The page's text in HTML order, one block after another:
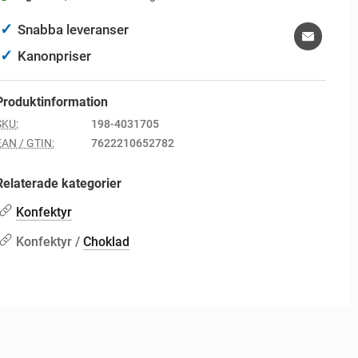
✓ Snabba leveranser
✓ Kanonpriser
198-4031705
/ GTIN:
7622210652782
kategorier
Konfektyr
Konfektyr / Choklad